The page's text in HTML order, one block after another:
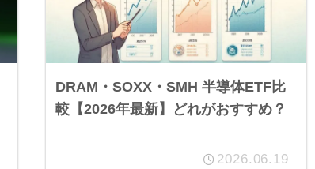
DRAM・SOXX・SMH 半導体ETF比
較【2026年最新】どれがおすすめ？
2026.06.19